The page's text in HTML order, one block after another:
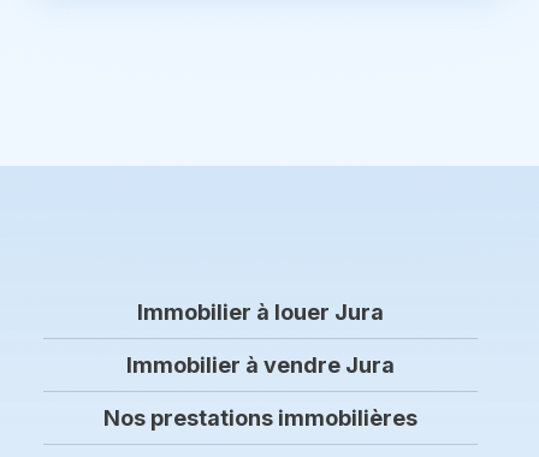
Immobilier à louer Jura
Immobilier à vendre Jura
Nos prestations immobilières